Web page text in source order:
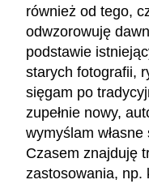
również od tego,
odwzorowuję
podstawie
starych fotografii,
sięgam po
zupełnie nowy,
wymyślam własne
Czasem znajduję
zastosowania, np.